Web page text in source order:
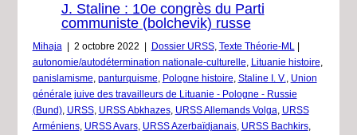
J. Staline : 10e congrès du Parti
communiste (bolchevik) russe
Mihaja 2 octobre 2022 Dossier URSS, Texte Théorie-ML
autonomie/autodétermination nationale-culturelle
Lituanie histoire
panislamisme panturquisme Pologne histoire Staline I. V.
Union
générale juive des travailleurs de Lituanie - Pologne - Russie
(Bund), URSS, URSS Abkhazes, URSS Allemands Volga
URSS
Arméniens, URSS Avars, URSS Azerbaïdjanais, URSS Bachkirs,